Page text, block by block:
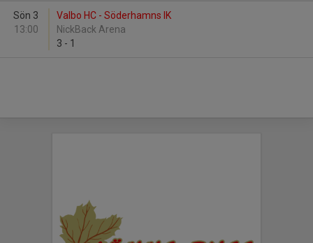
Sön 3
13:00
Valbo HC - Söderhamns IK
NickBack Arena
3 - 1